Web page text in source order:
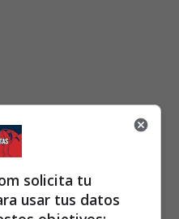
solicita tu
usar tus datos